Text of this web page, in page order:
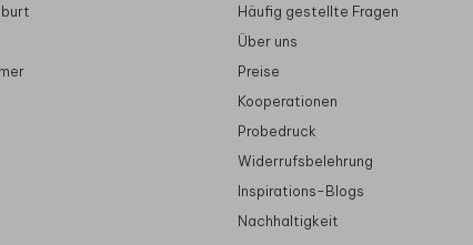
Häufig gestellte Fragen
Über uns
Preise
Kooperationen
Probedruck
Widerrufsbelehrung
Inspirations-Blogs
Nachhaltigkeit